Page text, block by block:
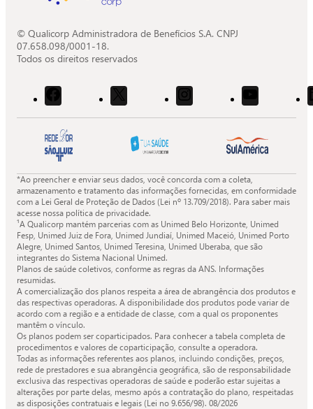
© Qualicorp Administradora de Benefícios S.A. CNPJ
07.658.098/0001-18.
Todos os direitos reservados
Acessar
o
Facebook
da
Quali.
Acessar
o
X
Quali.
Acessar
o
Instagram
Acessar
o
Youtube
Quali.
*Ao preencher e enviar seus dados, você concorda com a coleta,
armazenamento e tratamento das informações fornecidas, em conformidade
com a Lei Geral de Proteção de Dados (Lei nº 13.709/2018). Para saber mais
acesse nossa política de privacidade.
¹A Qualicorp mantém parcerias com as Unimed Belo Horizonte, Unimed
Fesp, Unimed Juiz de Fora, Unimed Jundiaí, Unimed Maceió, Unimed Porto
Alegre, Unimed Santos, Unimed Teresina, Unimed Uberaba, que são
integrantes do Sistema Nacional Unimed.
Planos de saúde coletivos, conforme as regras da ANS. Informações
resumidas.
A comercialização dos planos respeita a área de abrangência dos produtos e
das respectivas operadoras. A disponibilidade dos produtos pode variar de
acordo com a região e a entidade de classe, com a qual os proponentes
mantêm o vínculo.
Os planos podem ser coparticipados. Para conhecer a tabela completa de
procedimentos e valores de coparticipação, consulte a operadora.
Todas as informações referentes aos planos, incluindo condições, preços,
rede de prestadores e sua abrangência geográfica, são de responsabilidade
exclusiva das respectivas operadoras de saúde e poderão estar sujeitas a
alterações por parte delas, mesmo após a contratação do plano, respeitadas
as disposições contratuais e legais (Lei no 9.656/98). 08/2026